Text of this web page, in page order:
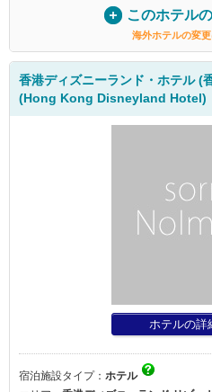
このホテル
海外ホテルの変
香港ディズニーランド・ホテル (
(Hong Kong Disneyland Hotel)
ホテルの詳
宿泊施設タイプ： ホテル